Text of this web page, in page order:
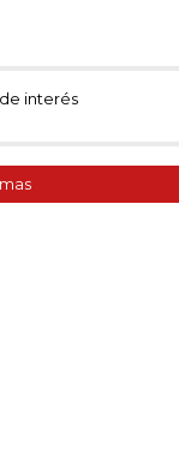
interés